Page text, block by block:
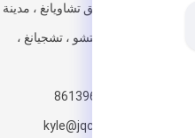
رقم 7 ، طريق تشاويانغ ، مدينة
تشومين ، تايتشو ، تشجيانغ ،
kyle@jqcopper.com